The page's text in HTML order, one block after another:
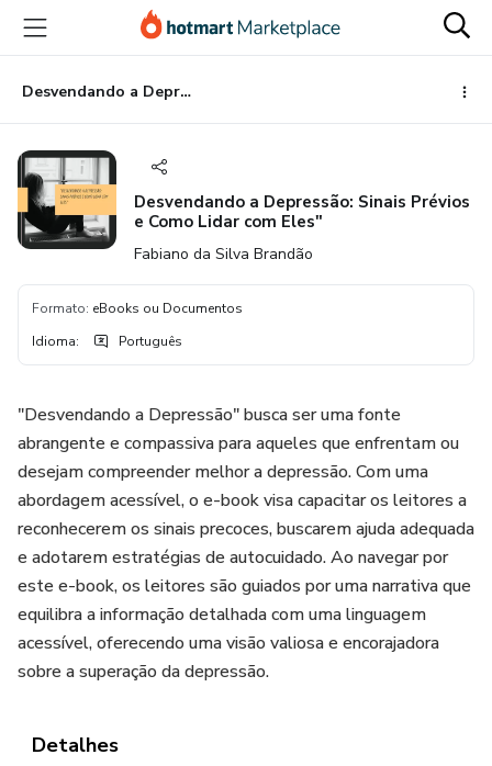
para
conteúdo
principal
para
pagamento
para
rodapé
Desvendando a Depressão: Sinais Prévios e Como Lidar com Eles"
Desvendando a Depressão: Sinais Prévios
e Como Lidar com Eles"
Fabiano da Silva Brandão
Formato: eBooks ou Documentos
Idioma: Português
"Desvendando a Depressão" busca ser uma fonte
abrangente e compassiva para aqueles que enfrentam ou
desejam compreender melhor a depressão. Com uma
abordagem acessível, o e-book visa capacitar os leitores a
reconhecerem os sinais precoces, buscarem ajuda adequada
e adotarem estratégias de autocuidado. Ao navegar por
este e-book, os leitores são guiados por uma narrativa que
equilibra a informação detalhada com uma linguagem
acessível, oferecendo uma visão valiosa e encorajadora
sobre a superação da depressão.
Detalhes